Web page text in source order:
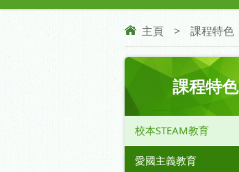
主頁 > 課程特色
課程特色
校本STEAM教育
愛國主義教育